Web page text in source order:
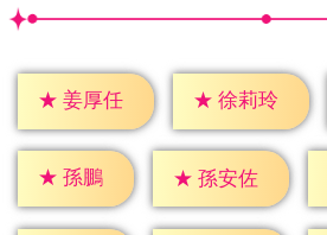
★ 姜厚任 ★ 徐莉玲
★ 孫鵬 ★ 孫安佐